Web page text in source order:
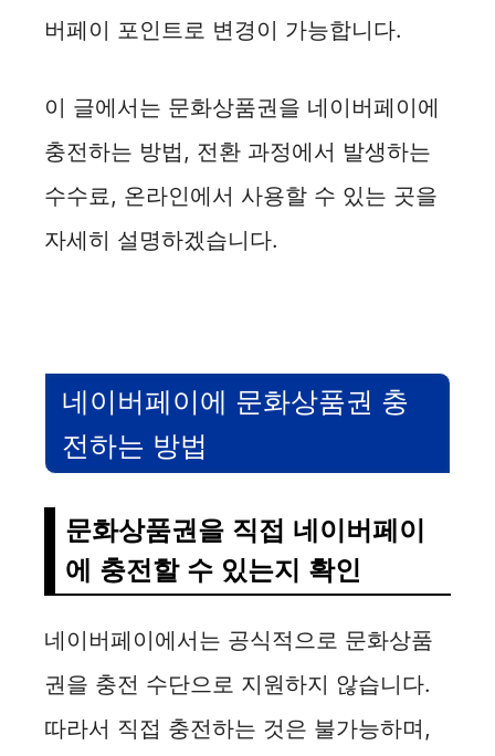
버페이 포인트로 변경이 가능합니다.
이 글에서는 문화상품권을 네이버페이에
충전하는 방법, 전환 과정에서 발생하는
수수료, 온라인에서 사용할 수 있는 곳을
자세히 설명하겠습니다.
네이버페이에 문화상품권 충
전하는 방법
문화상품권을 직접 네이버페이
에 충전할 수 있는지 확인
네이버페이에서는 공식적으로 문화상품
권을 충전 수단으로 지원하지 않습니다.
따라서 직접 충전하는 것은 불가능하며,